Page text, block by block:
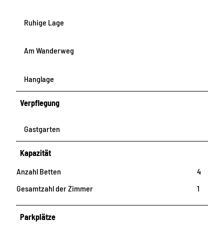
Ruhige Lage
Am Wanderweg
Hanglage
Verpflegung
Gastgarten
Kapazität
Anzahl Betten
4
Gesamtzahl der Zimmer
1
Parkplätze